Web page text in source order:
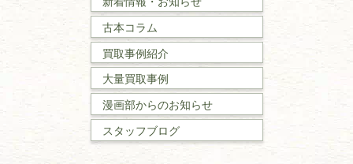
国文学・
理工書
数学書・物理学書
建築書
古本コラム
買取事例紹介
大量買取事例
漫画部からのお知らせ
スタッフブログ